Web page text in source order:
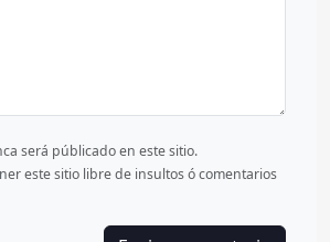
será públicado en este sitio.
este sitio libre de insultos ó comentarios